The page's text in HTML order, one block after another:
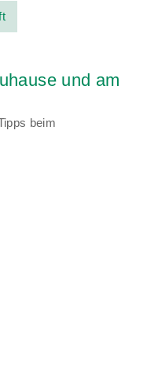
und am
beim